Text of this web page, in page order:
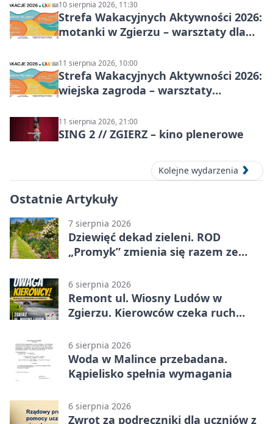
10 sierpnia 2026, 11:30
Strefa Wakacyjnych Aktywności 2026:
motanki w Zgierzu – warsztaty dla
11 sierpnia 2026, 10:00
Strefa Wakacyjnych Aktywności 2026:
wiejska zagroda – warsztaty
11 sierpnia 2026, 21:00
SING 2 // ZGIERZ – kino plenerowe
Kolejne wydarzenia
Ostatnie Artykuły
7 sierpnia 2026
Dziewięć dekad zieleni. ROD
„Promyk” zmienia się razem ze
6 sierpnia 2026
Remont ul. Wiosny Ludów w
Zgierzu. Kierowców czeka ruch
6 sierpnia 2026
Woda w Malince przebadana.
Kąpielisko spełnia wymagania
6 sierpnia 2026
Zwrot za podręczniki dla uczniów z